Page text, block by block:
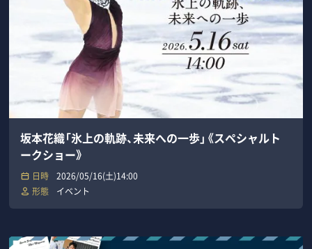
坂本花織「氷上の軌跡、未来への一歩」《スペシャルト
ークショー》
日時
2026/05/16(土)14:00
形態
イベント